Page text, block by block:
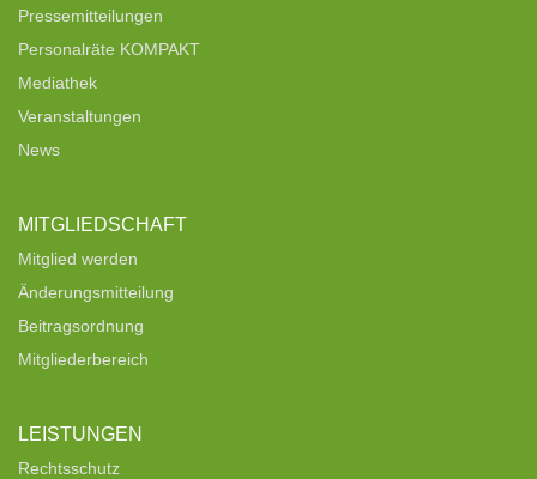
Pressemitteilungen
Personalräte KOMPAKT
Mediathek
Veranstaltungen
News
MITGLIEDSCHAFT
Mitglied werden
Änderungsmitteilung
Beitragsordnung
Mitgliederbereich
LEISTUNGEN
Rechtsschutz